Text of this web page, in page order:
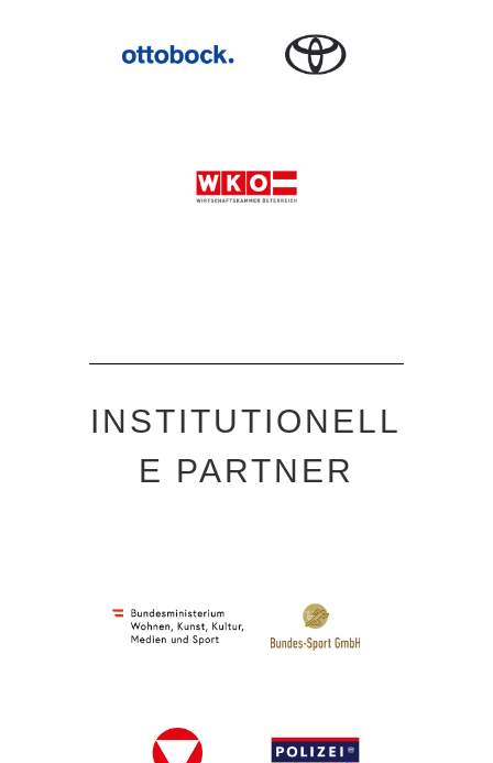
INSTITUTIONELL
E PARTNER